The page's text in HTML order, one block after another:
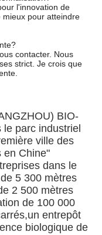
l'innovation de
mieux pour atteindre
contacter. Nous
strict. Je crois que
BIO-
parc industriel
ville des
en Chine"
dans le
5 300 mètres
2 500 mètres
de 100 000
entrepôt
biologique de